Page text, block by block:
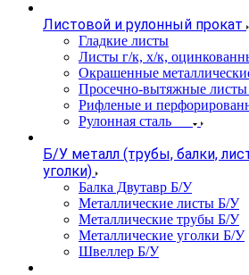
Листовой и рулонный прокат
Гладкие листы
Листы г/к, х/к,
Окрашенные
Просечно-вытяжные
Рифленые и
Рулонная сталь
Б/У металл (трубы, балки,
уголки)
Балка Двутавр Б/У
Металлические листы Б/У
Металлические трубы Б/У
Металлические уголки Б/У
Швеллер Б/У